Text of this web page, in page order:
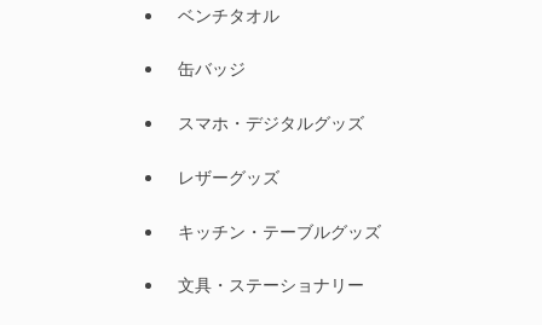
ベンチタオル
缶バッジ
スマホ・デジタルグッズ
レザーグッズ
キッチン・テーブルグッズ
文具・ステーショナリー